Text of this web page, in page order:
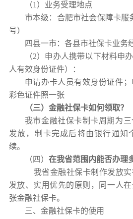
（1）业务受理地点
市本级：合肥市社会保障卡服
号）
四县一市：各县市社保卡业务
（2）申办人携带以下材料申
人有效身份证件）：
申请办卡人员有效身份证件
彩色证件照一张
（三）金融社保卡如何领取？
我市金融社保卡制卡周期为
发放，制卡完成后将由银行通知
续。
（四） 在我省范围内能否办理
我省金融社保卡制作发放实
发放、实用优先的原则，同一人
张金融社保卡。
三、金融社保卡的使用